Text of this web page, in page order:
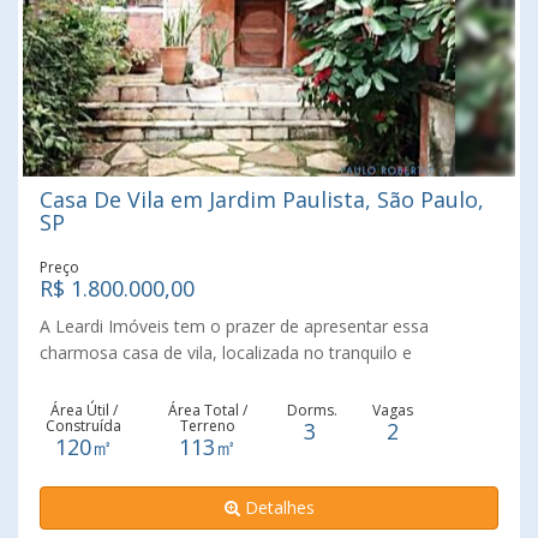
Casa De Vila em Jardim Paulista, São Paulo,
SP
Preço
R$ 1.800.000,00
A Leardi Imóveis tem o prazer de apresentar essa
charmosa casa de vila, localizada no tranquilo e
Ibirapuera. O imóvel oferece a combinação perfeita de
conforto, segurança e praticidade, com fácil acesso a uma
ampla gama de opções de comércio, restaurantes e
transporte público, como metrô e ônibus. Possui três (3)
dormitórios e dois (2) Banheiros e duas (2) Vagas A casa
Área Útil /
Construída
120㎡
Área Total /
Terreno
113㎡
Dorms.
3
Vagas
2
Detalhes